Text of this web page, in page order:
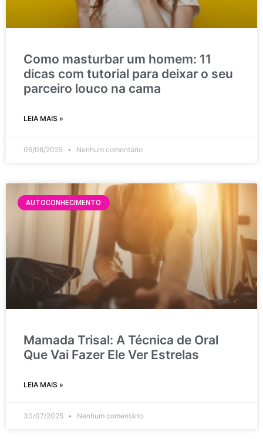
Como masturbar um homem: 11
dicas com tutorial para deixar o seu
parceiro louco na cama
LEIA MAIS »
06/08/2025 Nenhum comentário
AUTOCONHECIMENTO
Mamada Trisal: A Técnica de Oral
Que Vai Fazer Ele Ver Estrelas
LEIA MAIS »
30/07/2025 Nenhum comentário